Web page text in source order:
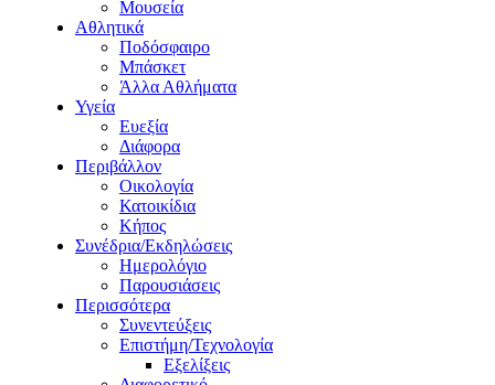
Μουσεία
Αθλητικά
Ποδόσφαιρο
Μπάσκετ
Άλλα Αθλήματα
Υγεία
Ευεξία
Διάφορα
Περιβάλλον
Οικολογία
Κατοικίδια
Κήπος
Συνέδρια/Εκδηλώσεις
Ημερολόγιο
Παρουσιάσεις
Περισσότερα
Συνεντεύξεις
Επιστήμη/Τεχνολογία
Εξελίξεις